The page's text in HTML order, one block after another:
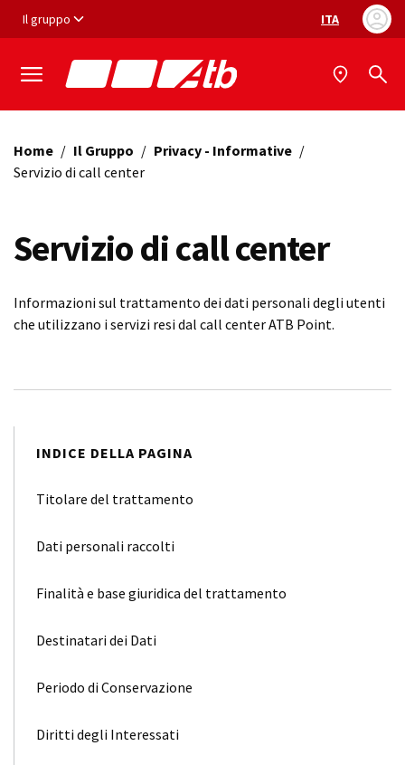
Vai ai contenuti
Vai al footer
Il gruppo Selezione
ITA
Home / Il Gruppo / Privacy - Informative /
Servizio di call center
Servizio di call center
Informazioni sul trattamento dei dati personali degli utenti
che utilizzano i servizi resi dal call center ATB Point.
INDICE DELLA PAGINA
Titolare del trattamento
Dati personali raccolti
Finalità e base giuridica del trattamento
Destinatari dei Dati
Periodo di Conservazione
Diritti degli Interessati